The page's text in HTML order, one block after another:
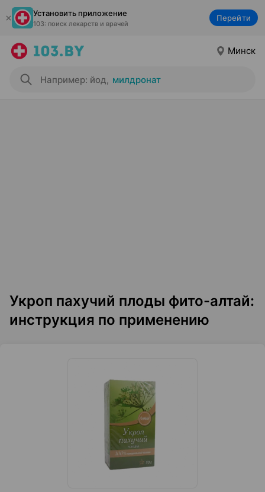
Установить приложение
103: поиск лекарств и врачей
Перейти
Минск
Например: йод, милдронат
Укроп пахучий плоды фито-алтай:
инструкция по применению